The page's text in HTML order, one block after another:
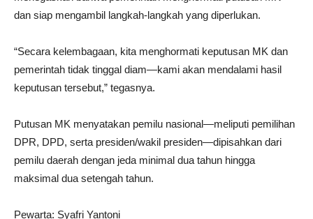
dan siap mengambil langkah-langkah yang diperlukan.
“Secara kelembagaan, kita menghormati keputusan MK dan
pemerintah tidak tinggal diam—kami akan mendalami hasil
keputusan tersebut,” tegasnya.
Putusan MK menyatakan pemilu nasional—meliputi pemilihan
DPR, DPD, serta presiden/wakil presiden—dipisahkan dari
pemilu daerah dengan jeda minimal dua tahun hingga
maksimal dua setengah tahun.
Pewarta: Syafri Yantoni